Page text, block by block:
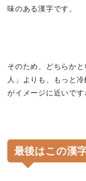
味のある漢字です。
そのため、どちらか
人」よりも、もっと
がイメージに近いです
最後はこの漢